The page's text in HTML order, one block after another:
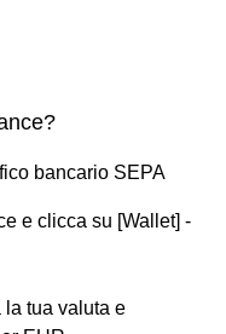
bancario SEPA
e clicca su [Wallet] -
tua valuta e